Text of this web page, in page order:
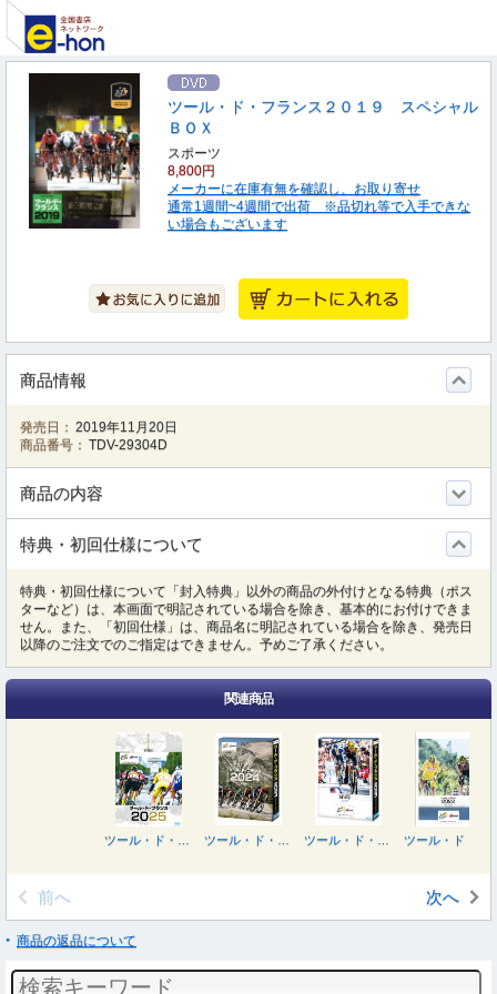
ツール・ド・フランス２０１９ スペシャル
ＢＯＸ
スポーツ
8,800円
メーカーに在庫有無を確認し、お取り寄せ
通常1週間~4週間で出荷 ※品切れ等で入手できな
い場合もございます
商品情報
発売日： 2019年11月20日
商品番号： TDV-29304D
商品の内容
特典・初回仕様について
特典・初回仕様について「封入特典」以外の商品の外付けとなる特典（ポス
ターなど）は、本画面で明記されている場合を除き、基本的にお付けできま
せん。また、「初回仕様」は、商品名に明記されている場合を除き、発売日
以降のご注文でのご指定はできません。予めご了承ください。
関連商品
前へ 次へ
商品の返品について